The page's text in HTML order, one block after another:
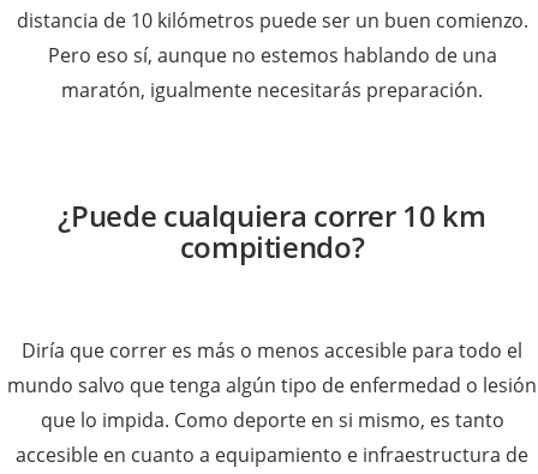
distancia de 10 kilómetros puede ser un buen comienzo.
Pero eso sí, aunque no estemos hablando de una
maratón, igualmente necesitarás preparación.
¿Puede cualquiera correr 10 km
compitiendo?
Diría que correr es más o menos accesible para todo el
mundo salvo que tenga algún tipo de enfermedad o lesión
que lo impida. Como deporte en si mismo, es tanto
accesible en cuanto a equipamiento e infraestructura de